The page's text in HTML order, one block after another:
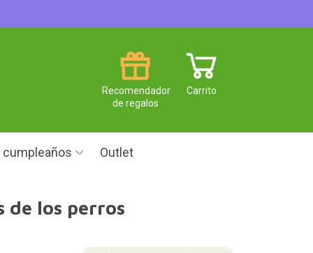
Carrito
Recomendador
de regalos
cumpleaños Outlet
de los perros